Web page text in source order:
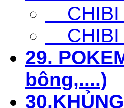
CHIBI
CHIBI
29.
bông,....)